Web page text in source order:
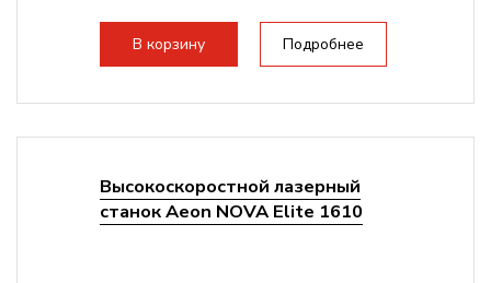
140мм,
В корзину Подробнее
Высокоскоростной лазерный
станок Aeon NOVA Elite 1610